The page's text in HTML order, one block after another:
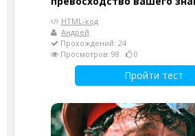
HTML-код
Андрей
Прохождений: 24
Просмотров: 98
0
Пройти тест